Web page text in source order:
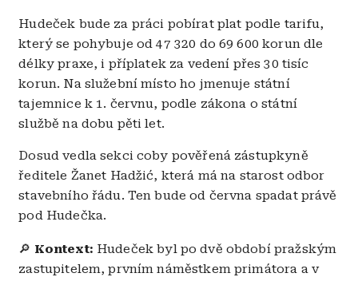
Hudeček bude za práci pobírat plat podle tarifu,
který se pohybuje od 47 320 do 69 600 korun dle
délky praxe, i příplatek za vedení přes 30 tisíc
korun. Na služební místo ho jmenuje státní
tajemnice k 1. červnu, podle zákona o státní
službě na dobu pěti let.
Dosud vedla sekci coby pověřená zástupkyně
ředitele Žanet Hadžić, která má na starost odbor
stavebního řádu. Ten bude od června spadat právě
pod Hudečka.
🔎 Kontext: Hudeček byl po dvě období pražským
zastupitelem, prvním náměstkem primátora a v